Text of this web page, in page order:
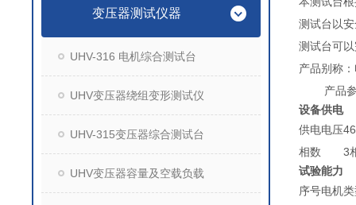
变压器测试仪器
UHV-316 电机综合测试台
UHV变压器绕组变形测试仪
UHV-315变压器综合测试台
UHV变压器容量及空载负载
测试台以
测试台可
产品别称
产品参
设备供电
供电电压
相数
3
试验能力
序号电机